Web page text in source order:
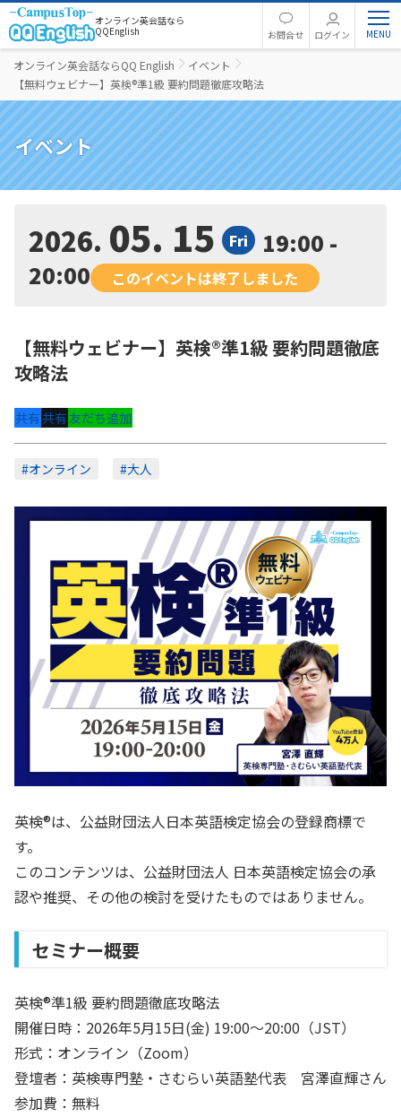
オンライン英会話なら
QQEnglish
お問合せ ログイン
オンライン英会話ならQQ English
イベント
【無料ウェビナー】英検®準1級 要約問題徹底攻略法
イベント
2026 05. 15 Fri
19:00 -
20:00
このイベントは終了しました
【無料ウェビナー】英検®準1級 要約問題徹底
攻略法
共有共有友だち追加
#オンライン #大人
英検®︎は、公益財団法人日本英語検定協会の登録商標で
す。
このコンテンツは、公益財団法人 日本英語検定協会の承
認や推奨、その他の検討を受けたものではありません。
セミナー概要
英検®準1級 要約問題徹底攻略法
開催日時：2026年5月15日(金) 19:00〜20:00（JST）
形式：オンライン（Zoom）
登壇者：英検専門塾・さむらい英語塾代表 宮澤直輝さん
参加費：無料